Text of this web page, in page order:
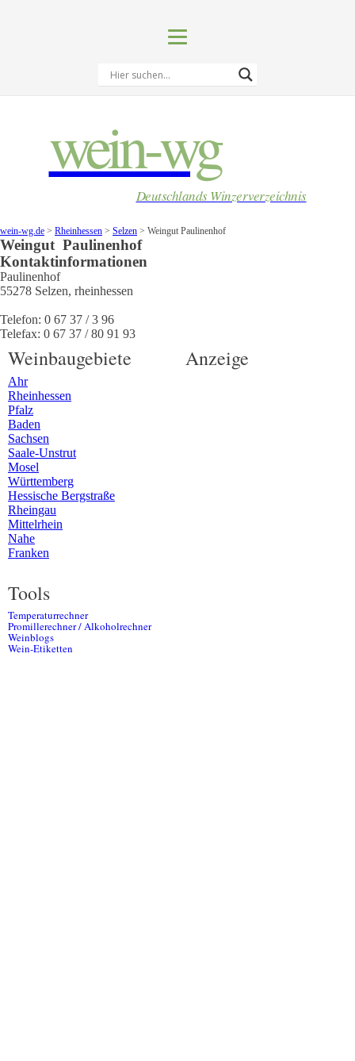
wein-wg
Deutschlands Winzerverzeichnis
wein-wg.de > Rheinhessen > Selzen > Weingut Paulinenhof
Weingut Paulinenhof
Kontaktinformationen
Paulinenhof
55278 Selzen, rheinhessen
Telefon: 0 67 37 / 3 96
Telefax: 0 67 37 / 80 91 93
Weinbaugebiete
Ahr
Rheinhessen
Pfalz
Baden
Sachsen
Saale-Unstrut
Mosel
Württemberg
Hessische Bergstraße
Rheingau
Mittelrhein
Nahe
Franken
Tools
Temperaturrechner
Promillerechner / Alkoholrechner
Weinblogs
Wein-Etiketten
Anzeige